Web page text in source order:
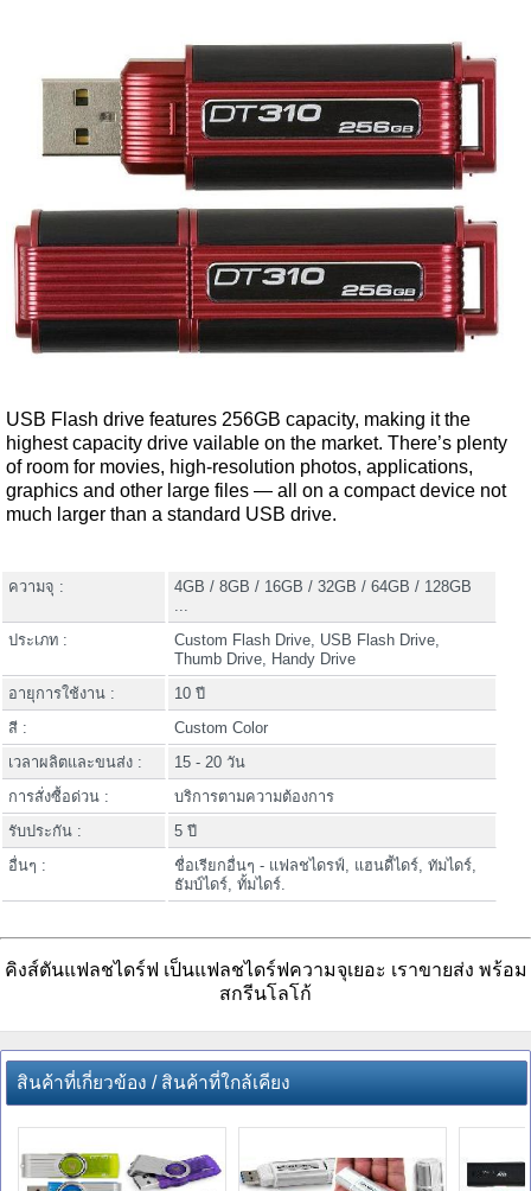
USB Flash drive features 256GB capacity, making it the
highest capacity drive vailable on the market. There’s plenty
of room for movies, high-resolution photos, applications,
graphics and other large files — all on a compact device not
much larger than a standard USB drive.
ความจุ :
4GB / 8GB / 16GB / 32GB / 64GB / 128GB
...
ประเภท :
Custom Flash Drive, USB Flash Drive,
Thumb Drive, Handy Drive
อายุการใช้งาน :
10 ปี
สี :
Custom Color
เวลาผลิตและขนส่ง :
15 - 20 วัน
การสั่งซื้อด่วน :
บริการตามความต้องการ
รับประกัน :
5 ปี
อื่นๆ :
ชื่อเรียกอื่นๆ - แฟลชไดรฟ์, แฮนดี้ไดร์, ทัมไดร์,
ธัมบ์ไดร์, ทั้มไดร์.
คิงส์ตันแฟลชไดร์ฟ เป็นแฟลชไดร์ฟความจุเยอะ เราขายส่ง พร้อม
สกรีนโลโก้
สินค้าที่เกี่ยวข้อง / สินค้าที่ใกล้เคียง